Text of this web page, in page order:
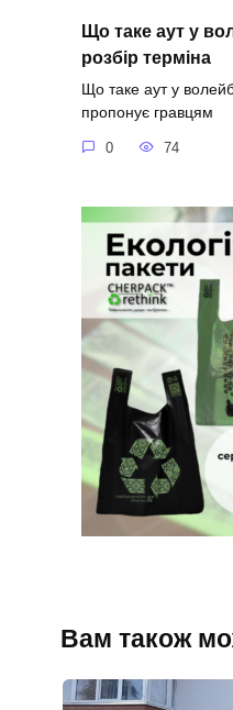
Що таке аут у
розбір терміна
Що таке аут у
пропонує гравцям
0 74
Вам також